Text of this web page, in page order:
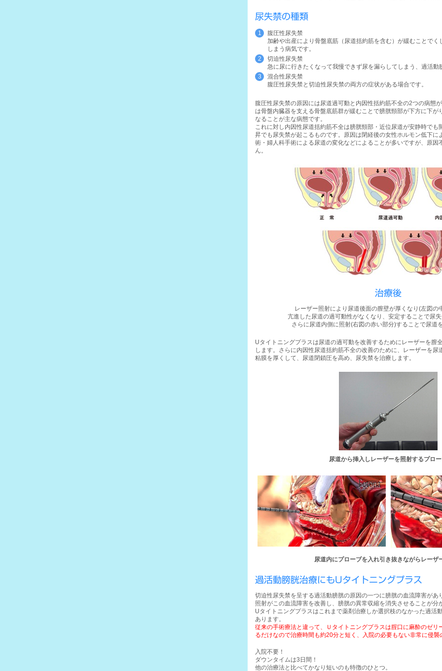
尿失禁の種類
腹圧性尿失禁
加齢や出産により骨盤底筋（尿道括約筋を含む）が緩むことでく
しまう病気です。
切迫性尿失禁
急に尿に行きたくなって我慢できず尿を漏らしてしまう、過活動
混合性尿失禁
腹圧性尿失禁と切迫性尿失禁の両方の症状がある場合です。
腹圧性尿失禁の原因には尿道過可動と内因性括約筋不全の2つの病態
は骨盤内臓器を支える骨盤底筋群が緩むことで膀胱頸部が下方に下が
なることが主な病態です。
これに対し内因性尿道括約筋不全は膀胱頸部・近位尿道が安静時でも
昇でも尿失禁が起こるものです。原因は閉経後の女性ホルモン低下に
術・婦人科手術による尿道の変化などによることが多いですが、原因
ん。
治療後
レーザー照射により尿道後面の膣壁が厚くなり(左図の
亢進した尿道の過可動性がなくなり、安定することで尿失
さらに尿道内側に照射(右図の赤い部分)することで尿道
Uタイトニングプラスは尿道の過可動を改善するためにレーザーを膣
します。さらに内因性尿道括約筋不全の改善のために、レーザーを尿
粘膜を厚くして、尿道閉鎖圧を高め、尿失禁を治療します。
尿道から挿入しレーザーを照射するプロ
尿道内にプローブを入れ引き抜きながらレーザ
過活動膀胱治療にもUタイトニングプラス
切迫性尿失禁を呈する過活動膀胱の原因の一つに膀胱の血流障害があ
照射がこの血流障害を改善し、膀胱の異常収縮を消失させることが分
Uタイトニングプラスはこれまで薬剤治療しか選択枝のなかった過活
あります。
従来の手術療法と違って、Ｕタイトニングプラスは腟口に麻酔のゼリ
るだけなので治療時間も約20分と短く、入院の必要もない非常に侵襲
入院不要！
ダウンタイムは3日間！
他の治療法と比べてかなり短いのも特徴のひとつ。